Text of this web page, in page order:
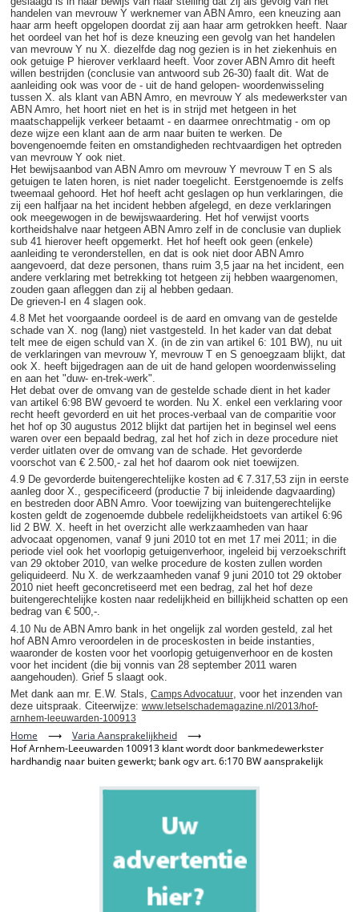
handelen van mevrouw Y werknemer van ABN Amro, een kneuzing aan
haar arm heeft opgelopen doordat zij aan haar arm getrokken heeft. Naar
het oordeel van het hof is deze kneuzing een gevolg van het handelen
van mevrouw Y nu X. diezelfde dag nog gezien is in het ziekenhuis en
ook getuige P hierover verklaard heeft. Voor zover ABN Amro dit heeft
willen bestrijden (conclusie van antwoord sub 26-30) faalt dit. Wat de
aanleiding ook was voor de - uit de hand gelopen- woordenwisseling
tussen X. als klant van ABN Amro, en mevrouw Y als medewerkster van
ABN Amro, het hoort niet en het is in strijd met hetgeen in het
maatschappelijk verkeer betaamt - en daarmee onrechtmatig - om op
deze wijze een klant aan de arm naar buiten te werken. De
bovengenoemde feiten en omstandigheden rechtvaardigen het optreden
van mevrouw Y ook niet.
Het bewijsaanbod van ABN Amro om mevrouw Y mevrouw T en S als
getuigen te laten horen, is niet nader toegelicht. Eerstgenoemde is zelfs
tweemaal gehoord. Het hof heeft acht geslagen op hun verklaringen, die
zij een halfjaar na het incident hebben afgelegd, en deze verklaringen
ook meegewogen in de bewijswaardering. Het hof verwijst voorts
kortheidshalve naar hetgeen ABN Amro zelf in de conclusie van dupliek
sub 41 hierover heeft opgemerkt. Het hof heeft ook geen (enkele)
aanleiding te veronderstellen, en dat is ook niet door ABN Amro
aangevoerd, dat deze personen, thans ruim 3,5 jaar na het incident, een
andere verklaring met betrekking tot hetgeen zij hebben waargenomen,
zouden gaan afleggen dan zij al hebben gedaan.
De grieven-I en 4 slagen ook.
4.8 Met het voorgaande oordeel is de aard en omvang van de gestelde
schade van X. nog (lang) niet vastgesteld. In het kader van dat debat
telt mee de eigen schuld van X. (in de zin van artikel 6: 101 BW), nu uit
de verklaringen van mevrouw Y, mevrouw T en S genoegzaam blijkt, dat
ook X. heeft bijgedragen aan de uit de hand gelopen woordenwisseling
en aan het "duw- en-trek-werk".
Het debat over de omvang van de gestelde schade dient in het kader
van artikel 6:98 BW gevoerd te worden. Nu X. enkel een verklaring voor
recht heeft gevorderd en uit het proces-verbaal van de comparitie voor
het hof op 30 augustus 2012 blijkt dat partijen het in beginsel wel eens
waren over een bepaald bedrag, zal het hof zich in deze procedure niet
verder uitlaten over de omvang van de schade. Het gevorderde
voorschot van € 2.500,- zal het hof daarom ook niet toewijzen.
4.9 De gevorderde buitengerechtelijke kosten ad € 7.317,53 zijn in eerste
aanleg door X., gespecificeerd (productie 7 bij inleidende dagvaarding)
en bestreden door ABN Amro. Voor toewijzing van buitengerechtelijke
kosten geldt de zogenoemde dubbele redelijkheidstoets van artikel 6:96
lid 2 BW. X. heeft in het overzicht alle werkzaamheden van haar
advocaat opgenomen, vanaf 9 juni 2010 tot en met 17 mei 2011; in die
periode viel ook het voorlopig getuigenverhoor, ingeleid bij verzoekschrift
van 29 oktober 2010, van welke procedure de kosten zullen worden
geliquideerd. Nu X. de werkzaamheden vanaf 9 juni 2010 tot 29 oktober
2010 niet heeft geconcretiseerd met een bedrag, zal het hof deze
buitengerechtelijke kosten naar redelijkheid en billijkheid schatten op een
bedrag van € 500,-.
4.10 Nu de ABN Amro bank in het ongelijk zal worden gesteld, zal het
hof ABN Amro veroordelen in de proceskosten in beide instanties,
waaronder de kosten voor het voorlopig getuigenverhoor en de kosten
voor het incident (die bij vonnis van 28 september 2011 waren
aangehouden). Grief 5 slaagt ook.
Met dank aan mr. E.W. Stals, Camps Advocatuur, voor het inzenden van
deze uitspraak. Citeerwijze: www.letselschademagazine.nl/2013/hof-
arnhem-leeuwarden-100913
Home ⟶ Varia Aansprakelijkheid
⟶
Hof Arnhem-Leeuwarden 100913 klant wordt door bankmedewerkster
hardhandig naar buiten gewerkt; bank ogv art. 6:170 BW aansprakelijk